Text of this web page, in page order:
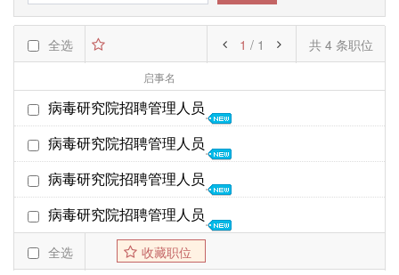
全选 共 4 条职位
1 / 1
启事名
部门名
截至日期
发布时间
病毒研究院招聘管理人员
病毒研究院
25年02月07日 01-06
病毒研究院招聘管理人员
病毒研究院
24年03月11日 02-20
病毒研究院招聘管理人员
病毒研究院
23年06月07日 05-29
病毒研究院招聘管理人员
病毒研究院
全选 收藏职位